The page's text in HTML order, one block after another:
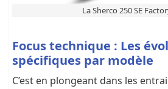
La Sherco 250 SE
Focus technique : Les
spécifiques par modèle
C’est en plongeant dans les